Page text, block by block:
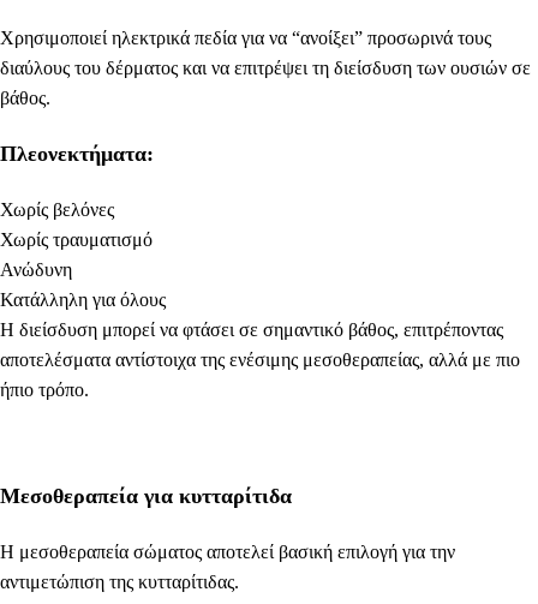
Χρησιμοποιεί ηλεκτρικά πεδία για να “ανοίξει” προσωρινά τους
διαύλους του δέρματος και να επιτρέψει τη διείσδυση των ουσιών σε
βάθος.
Πλεονεκτήματα:
Χωρίς βελόνες
Χωρίς τραυματισμό
Ανώδυνη
Κατάλληλη για όλους
Η διείσδυση μπορεί να φτάσει σε σημαντικό βάθος, επιτρέποντας
αποτελέσματα αντίστοιχα της ενέσιμης μεσοθεραπείας, αλλά με πιο
ήπιο τρόπο.
Μεσοθεραπεία για κυτταρίτιδα
Η μεσοθεραπεία σώματος αποτελεί βασική επιλογή για την
αντιμετώπιση της κυτταρίτιδας.